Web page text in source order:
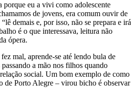
porque eu a vivi como adolescente
de jovens, era comum ouvir de
demais e, por isso, não se prepara e irá
é o que interessava, leitura não
ópera.
mal, aprende-se até lendo bula de
a mão nos filhos quando
social. Um bom exemplo de como
de Porto Alegre – virou bicho é observar